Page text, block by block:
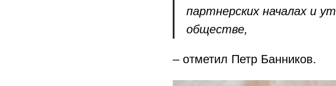
партнерских началах и
обществе,
– отметил Петр Банников.